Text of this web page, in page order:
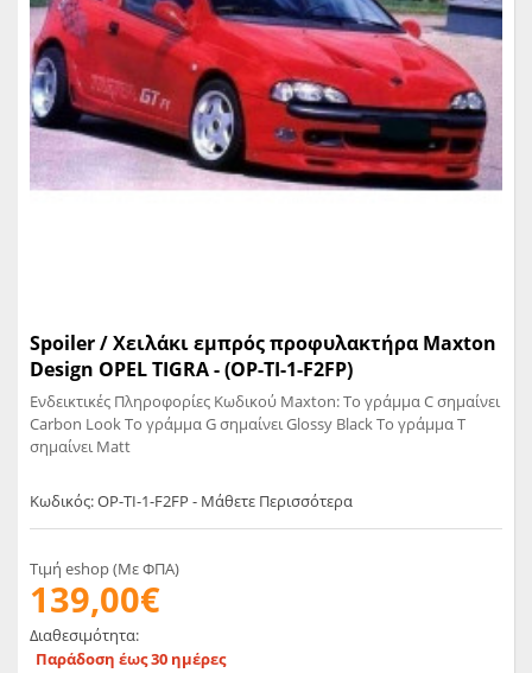
Spoiler / Χειλάκι εμπρός προφυλακτήρα Maxton
Design OPEL TIGRA - (OP-TI-1-F2FP)
Ενδεικτικές Πληροφορίες Κωδικού Maxton: Το γράμμα C σημαίνει
Carbon Look Το γράμμα G σημαίνει Glossy Black Το γράμμα T
σημαίνει Matt
Κωδικός: OP-TI-1-F2FP - Μάθετε Περισσότερα
Τιμή eshop (Με ΦΠΑ)
139,00€
Διαθεσιμότητα:
Παράδοση έως 30 ημέρες